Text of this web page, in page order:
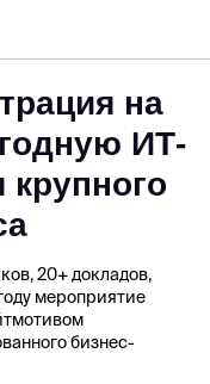
на
ИТ-
20+ докладов,
мероприятие
бизнес-